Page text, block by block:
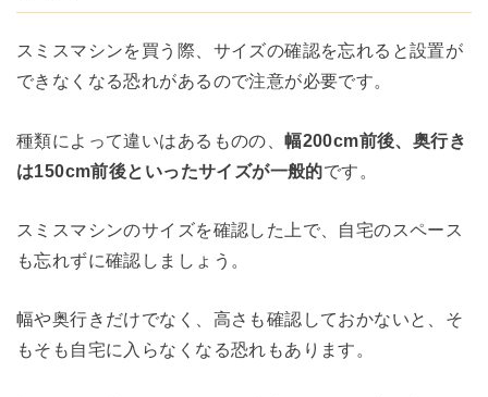
スミスマシンを買う際、サイズの確認を忘れると設置が
できなくなる恐れがあるので注意が必要です。
種類によって違いはあるものの、幅200cm前後、奥行き
は150cm前後といったサイズが一般的です。
スミスマシンのサイズを確認した上で、自宅のスペース
も忘れずに確認しましょう。
幅や奥行きだけでなく、高さも確認しておかないと、そ
もそも自宅に入らなくなる恐れもあります。